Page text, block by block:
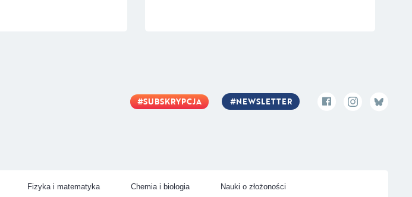
SUBSKRYPCJA NEWSLETTER
Fizyka i matematyka Chemia i biologia
Nauki o złożoności